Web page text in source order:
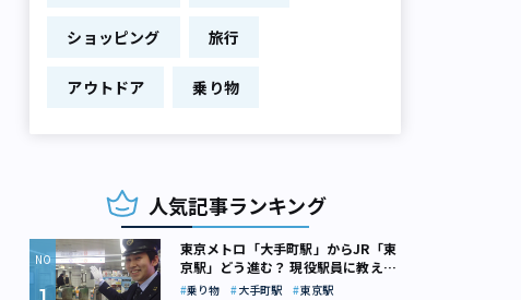
ショッピング 旅行
アウトドア 乗り物
人気記事ランキング
東京メトロ「大手町駅」からJR「東
京駅」どう進む？ 現役駅員に教えて
もらいました
乗り物 大手町駅
東京駅